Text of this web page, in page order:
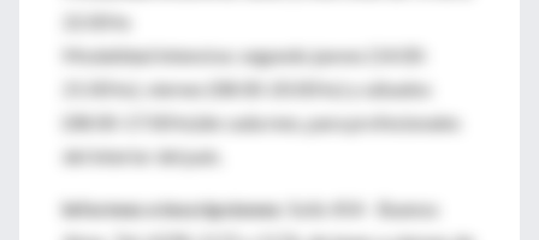
22.00 hs
Modalidad intensiva: segundo jueves (14:00-
21:00 hs), viernes (08:00-20:00 hs) y sábados
(08:00-17:00 hs)de cada mes, para profesionales
del interior del país.
Informes e inscripciones : Solís 454 - Buenos